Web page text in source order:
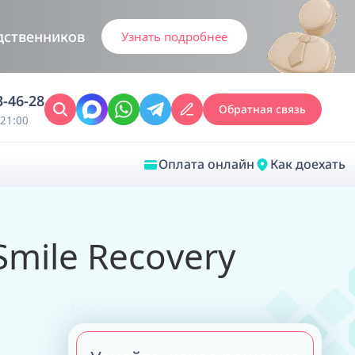
Узнать подробнее
46-28 Обратная связь
Оплата онлайн Как доехать
Врачебный консилиум онлайн
Диагностика анестезиолога-
Recovery